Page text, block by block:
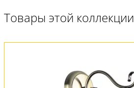
Товары этой коллекции